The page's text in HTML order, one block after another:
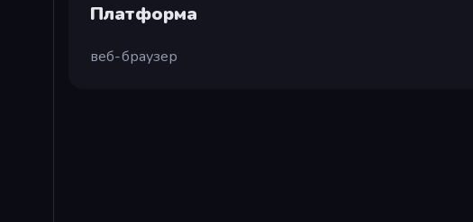
Платформа
веб-браузер